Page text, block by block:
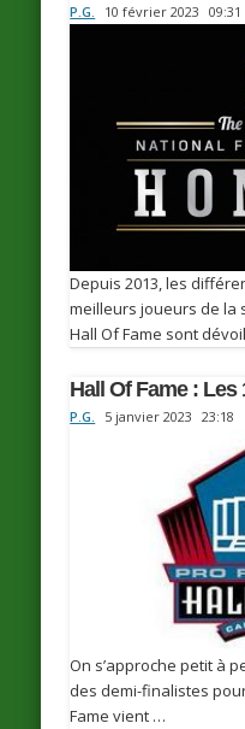
P.G. 10 février 2023 09:31
Depuis 2013, les
meilleurs joueurs de la
Hall Of Fame sont
Hall Of Fame : Les
P.G. 5 janvier 2023 23:18
On s’approche petit à
des demi-finalistes
Fame vient …